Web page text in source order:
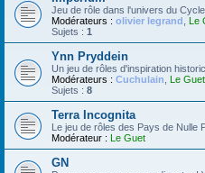
Jeu de rôle dans l'univers du
Modérateurs : olivier legrand
Le
Sujets : 1
Ynn Pryddein
Un jeu de rôles d'inspiration
Modérateurs : Cuchulain
Le Guet
Sujets : 8
Terra Incognita
Le jeu de rôles des Pays de Nulle
Modérateur : Le Guet
GN